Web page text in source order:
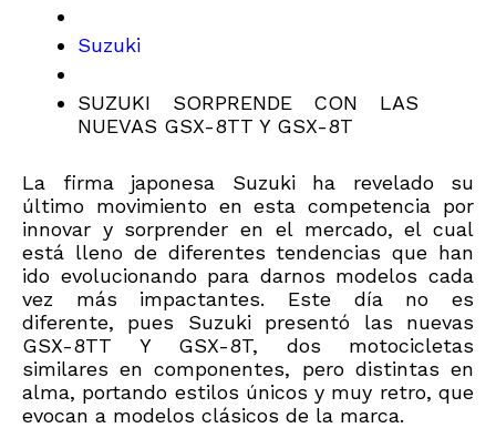
Suzuki
SUZUKI SORPRENDE CON LAS
NUEVAS GSX-8TT Y GSX-8T
La firma japonesa Suzuki ha revelado su
último movimiento en esta competencia por
innovar y sorprender en el mercado, el cual
está lleno de diferentes tendencias que han
ido evolucionando para darnos modelos cada
vez más impactantes. Este día no es
diferente, pues Suzuki presentó las nuevas
GSX-8TT Y GSX-8T, dos motocicletas
similares en componentes, pero distintas en
alma, portando estilos únicos y muy retro, que
evocan a modelos clásicos de la marca.